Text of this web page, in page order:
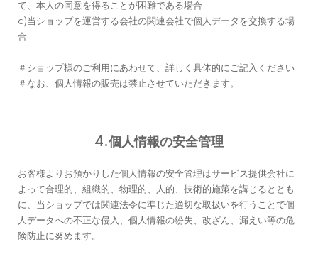
て、本人の同意を得ることが困難である場合
c)当ショップを運営する会社の関連会社で個人データを交換する場
合
＃ショップ様のご利用にあわせて、詳しく具体的にご記入ください
＃なお、個人情報の販売は禁止させていただきます。
4.個人情報の安全管理
お客様よりお預かりした個人情報の安全管理はサービス提供会社に
よって合理的、組織的、物理的、人的、技術的施策を講じるととも
に、当ショップでは関連法令に準じた適切な取扱いを行うことで個
人データへの不正な侵入、個人情報の紛失、改ざん、漏えい等の危
険防止に努めます。